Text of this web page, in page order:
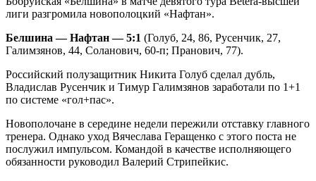
лиги разгромила новополоцкий «Нафтан».
Белшина — Нафтан — 5:1 (Голуб, 24, 86, Русенчик, 27,
Галимзянов, 44, Соланович, 60-п; Пранович, 77).
Российский полузащитник Никита Голуб сделал дубль,
Владислав Русенчик и Тимур Галимзянов заработали по 1+1
по системе «гол+пас».
Новополочане в середине недели пережили отставку главного
тренера. Однако уход Вячеслава Геращенко с этого поста не
послужил импульсом. Командой в качестве исполняющего
обязанности руководил Валерий Стрипейкис.